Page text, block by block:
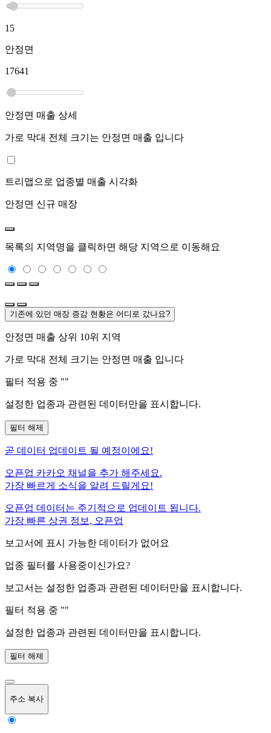
15
안정면
17641
안정면 매출 상세
가로 막대 전체 크기는 안정면 매출 입니다
트리맵으로 업종별 매출 시각화
안정면 신규 매장
목록의 지역명을 클릭하면 해당 지역으로 이동해요
기존에 있던 매장 증감 현황은 어디로 갔나요?
안정면 매출 상위 10위 지역
가로 막대 전체 크기는 안정면 매출 입니다
필터 적용 중 ""
설정한 업종과 관련된 데이터만을 표시합니다.
필터 해제
곧 데이터 업데이트 될 예정이에요!
오픈업 카카오 채널을 추가 해주세요.
가장 빠르게 소식을 알려 드릴게요!
오픈업 데이터는 주기적으로 업데이트 됩니다.
가장 빠른 상권 정보, 오픈업
보고서에 표시 가능한 데이터가 없어요
업종 필터를 사용중이신가요?
보고서는 설정한 업종과 관련된 데이터만을 표시합니다.
필터 적용 중 ""
설정한 업종과 관련된 데이터만을 표시합니다.
필터 해제
주소 복사